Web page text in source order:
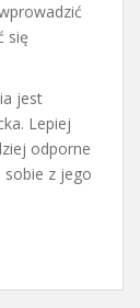
się
jest
Lepiej
odporne
sobie z jego